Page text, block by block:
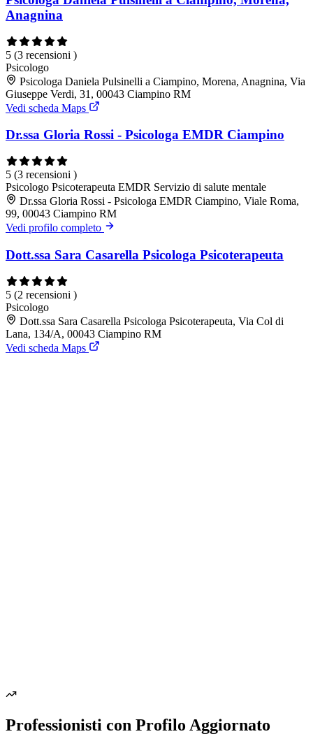
Anagnina
5 (3 recensioni )
Psicologo
Psicologa Daniela Pulsinelli a Ciampino, Morena, Anagnina, Via
Giuseppe Verdi, 31, 00043 Ciampino RM
Vedi scheda Maps
Dr.ssa Gloria Rossi - Psicologa EMDR Ciampino
5 (3 recensioni )
Psicologo Psicoterapeuta EMDR Servizio di salute mentale
Dr.ssa Gloria Rossi - Psicologa EMDR Ciampino, Viale Roma,
99, 00043 Ciampino RM
Vedi profilo completo
Dott.ssa Sara Casarella Psicologa Psicoterapeuta
5 (2 recensioni )
Psicologo
Dott.ssa Sara Casarella Psicologa Psicoterapeuta, Via Col di
Lana, 134/A, 00043 Ciampino RM
Vedi scheda Maps
Professionisti con Profilo Aggiornato